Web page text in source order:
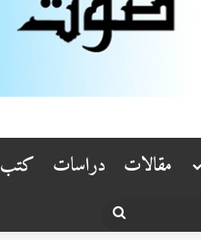
مقالات دراسات كتب
بحث